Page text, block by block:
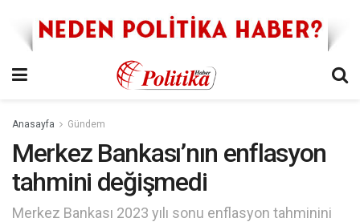
Anasayfa Gündem
Merkez Bankası’nın enflasyon
tahmini değişmedi
Merkez Bankası 2023 yılı sonu enflasyon tahminini